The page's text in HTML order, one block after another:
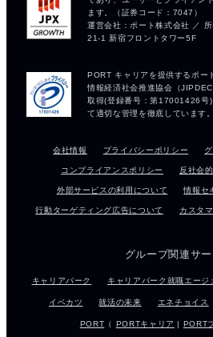
会社情報 プライバシーポリシー
コンプライアンスポリシー 反社会
外部サービスの利用について 情報セ
行動ターゲティング広告について カスタ